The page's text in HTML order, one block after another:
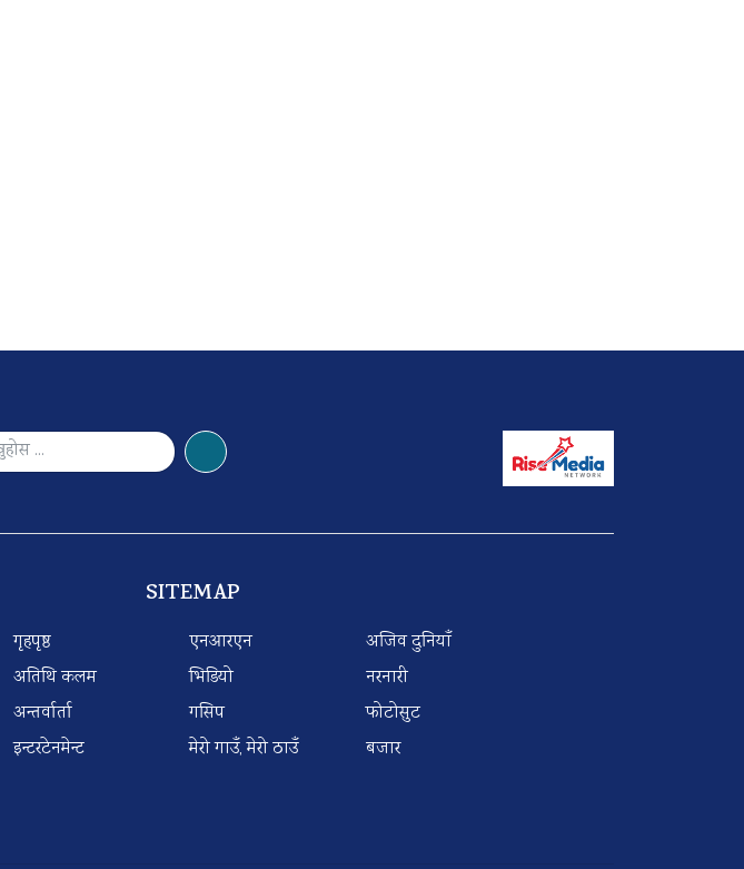
SITEMAP
गृहपृष्ठ
अतिथि कलम
अन्तर्वार्ता
इन्टरटेनमेन्ट
एनआरएन
भिडियो
गसिप
मेरो गाउँ, मेरो ठाउँ
अजिव दुनियाँ
नरनारी
फोटोसुट
बजार